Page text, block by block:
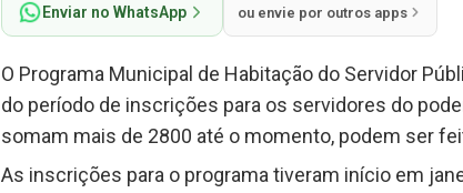
Enviar no WhatsApp ou envie por outros apps
O Programa Municipal de Habitação do Servidor
do período de inscrições para os servidores do
somam mais de 2800 até o momento, podem ser
As inscrições para o programa tiveram início em